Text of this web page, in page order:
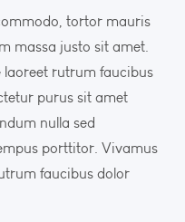
tortor mauris
massa justo sit amet.
laoreet rutrum faucibus
purus sit amet
nulla sed
porttitor. Vivamus
faucibus dolor